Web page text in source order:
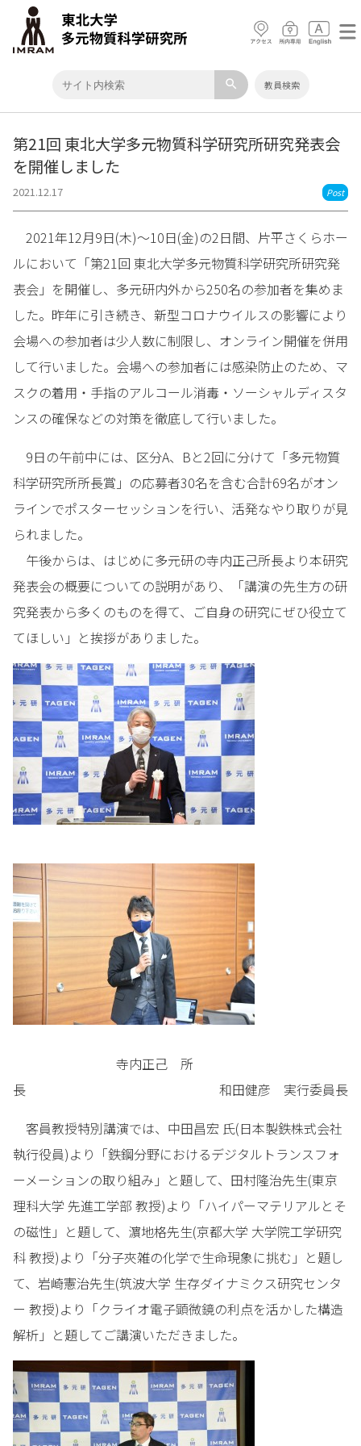
search 教員検索
第21回 東北大学多元物質科学研究所研究発表会
を開催しました
2021.12.17 Post
2021年12月9日(木)～10日(金)の2日間、片平さくらホー
ルにおいて「第21回 東北大学多元物質科学研究所研究発
表会」を開催し、多元研内外から250名の参加者を集めま
した。昨年に引き続き、新型コロナウイルスの影響により
会場への参加者は少人数に制限し、オンライン開催を併用
して行いました。会場への参加者には感染防止のため、マ
スクの着用・手指のアルコール消毒・ソーシャルディスタ
ンスの確保などの対策を徹底して行いました。
9日の午前中には、区分A、Bと2回に分けて「多元物質
科学研究所所長賞」の応募者30名を含む合計69名がオン
ラインでポスターセッションを行い、活発なやり取りが見
られました。
午後からは、はじめに多元研の寺内正己所長より本研究
発表会の概要についての説明があり、「講演の先生方の研
究発表から多くのものを得て、ご自身の研究にぜひ役立て
てほしい」と挨拶がありました。
寺内正己 所
長 和田健彦 実行委員長
客員教授特別講演では、中田昌宏 氏(日本製鉄株式会社
執行役員)より「鉄鋼分野におけるデジタルトランスフォ
ーメーションの取り組み」と題して、田村隆治先生(東京
理科大学 先進工学部 教授)より「ハイパーマテリアルとそ
の磁性」と題して、濵地格先生(京都大学 大学院工学研究
科 教授)より「分子夾雑の化学で生命現象に挑む」と題し
て、岩崎憲治先生(筑波大学 生存ダイナミクス研究センタ
ー 教授)より「クライオ電子顕微鏡の利点を活かした構造
解析」と題してご講演いただきました。